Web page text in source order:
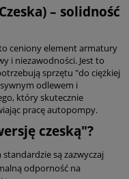
– solidność
ceniony element armatury
i niezawodności. Jest to
sprzętu "do ciężkiej
odlewem i
który skutecznie
pracę autopompy.
czeską"?
są zazwyczaj
odporność na